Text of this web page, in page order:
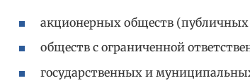
акционерных обществ
обществ с ограниченной
государственных и